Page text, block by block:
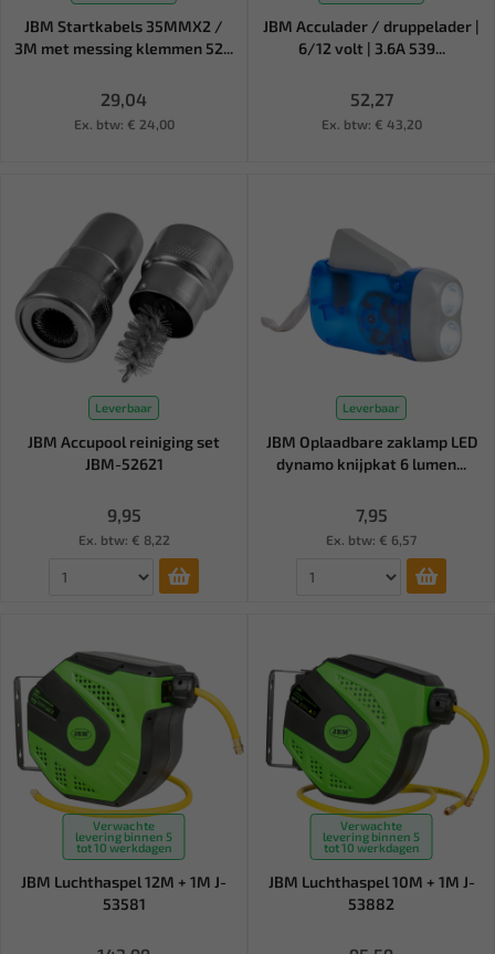
JBM Startkabels 35MMX2 /
3M met messing klemmen 52...
29,04
Ex. btw: € 24,00
JBM Acculader / druppelader |
6/12 volt | 3.6A 539...
52,27
Ex. btw: € 43,20
Leverbaar
JBM Accupool reiniging set
JBM-52621
9,95
Ex. btw: € 8,22
Leverbaar
JBM Oplaadbare zaklamp LED
dynamo knijpkat 6 lumen...
7,95
Ex. btw: € 6,57
Verwachte
levering binnen 5
tot 10 werkdagen
JBM Luchthaspel 12M + 1M J-
53581
Verwachte
levering binnen 5
tot 10 werkdagen
JBM Luchthaspel 10M + 1M J-
53882